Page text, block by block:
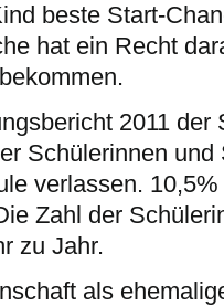
beste Start-
hat ein Recht
2011 der
Schülerinnen und
verlassen.
Zahl der
zu Jahr.
als